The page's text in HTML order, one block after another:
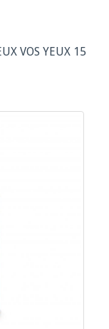
VOS YEUX 15